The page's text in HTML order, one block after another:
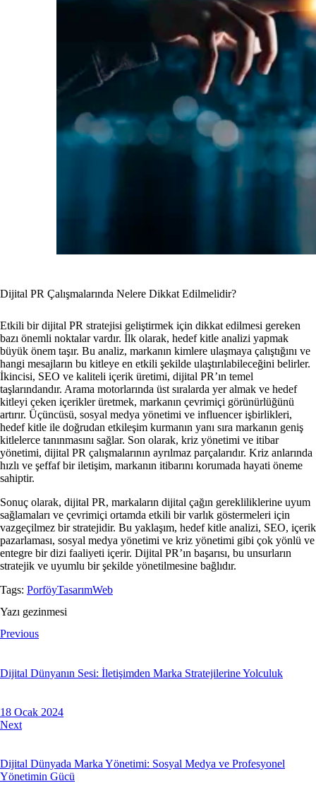
Dijital PR Çalışmalarında Nelere Dikkat Edilmelidir?
Etkili bir dijital PR stratejisi geliştirmek için dikkat edilmesi gereken
bazı önemli noktalar vardır. İlk olarak, hedef kitle analizi yapmak
büyük önem taşır. Bu analiz, markanın kimlere ulaşmaya çalıştığını ve
hangi mesajların bu kitleye en etkili şekilde ulaştırılabileceğini belirler.
İkincisi, SEO ve kaliteli içerik üretimi, dijital PR’ın temel
taşlarındandır. Arama motorlarında üst sıralarda yer almak ve hedef
kitleyi çeken içerikler üretmek, markanın çevrimiçi görünürlüğünü
artırır. Üçüncüsü, sosyal medya yönetimi ve influencer işbirlikleri,
hedef kitle ile doğrudan etkileşim kurmanın yanı sıra markanın geniş
kitlelerce tanınmasını sağlar. Son olarak, kriz yönetimi ve itibar
yönetimi, dijital PR çalışmalarının ayrılmaz parçalarıdır. Kriz anlarında
hızlı ve şeffaf bir iletişim, markanın itibarını korumada hayati öneme
sahiptir.
Sonuç olarak, dijital PR, markaların dijital çağın gerekliliklerine uyum
sağlamaları ve çevrimiçi ortamda etkili bir varlık göstermeleri için
vazgeçilmez bir stratejidir. Bu yaklaşım, hedef kitle analizi, SEO, içerik
pazarlaması, sosyal medya yönetimi ve kriz yönetimi gibi çok yönlü ve
entegre bir dizi faaliyeti içerir. Dijital PR’ın başarısı, bu unsurların
stratejik ve uyumlu bir şekilde yönetilmesine bağlıdır.
Tags: PorföyTasarımWeb
Yazı gezinmesi
Previous
Dijital Dünyanın Sesi: İletişimden Marka Stratejilerine Yolculuk
18 Ocak 2024
Next
Dijital Dünyada Marka Yönetimi: Sosyal Medya ve Profesyonel
Yönetimin Gücü